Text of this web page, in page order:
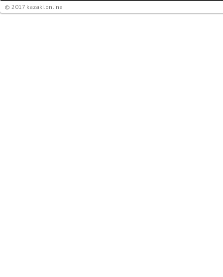
© 2017 kazaki.online